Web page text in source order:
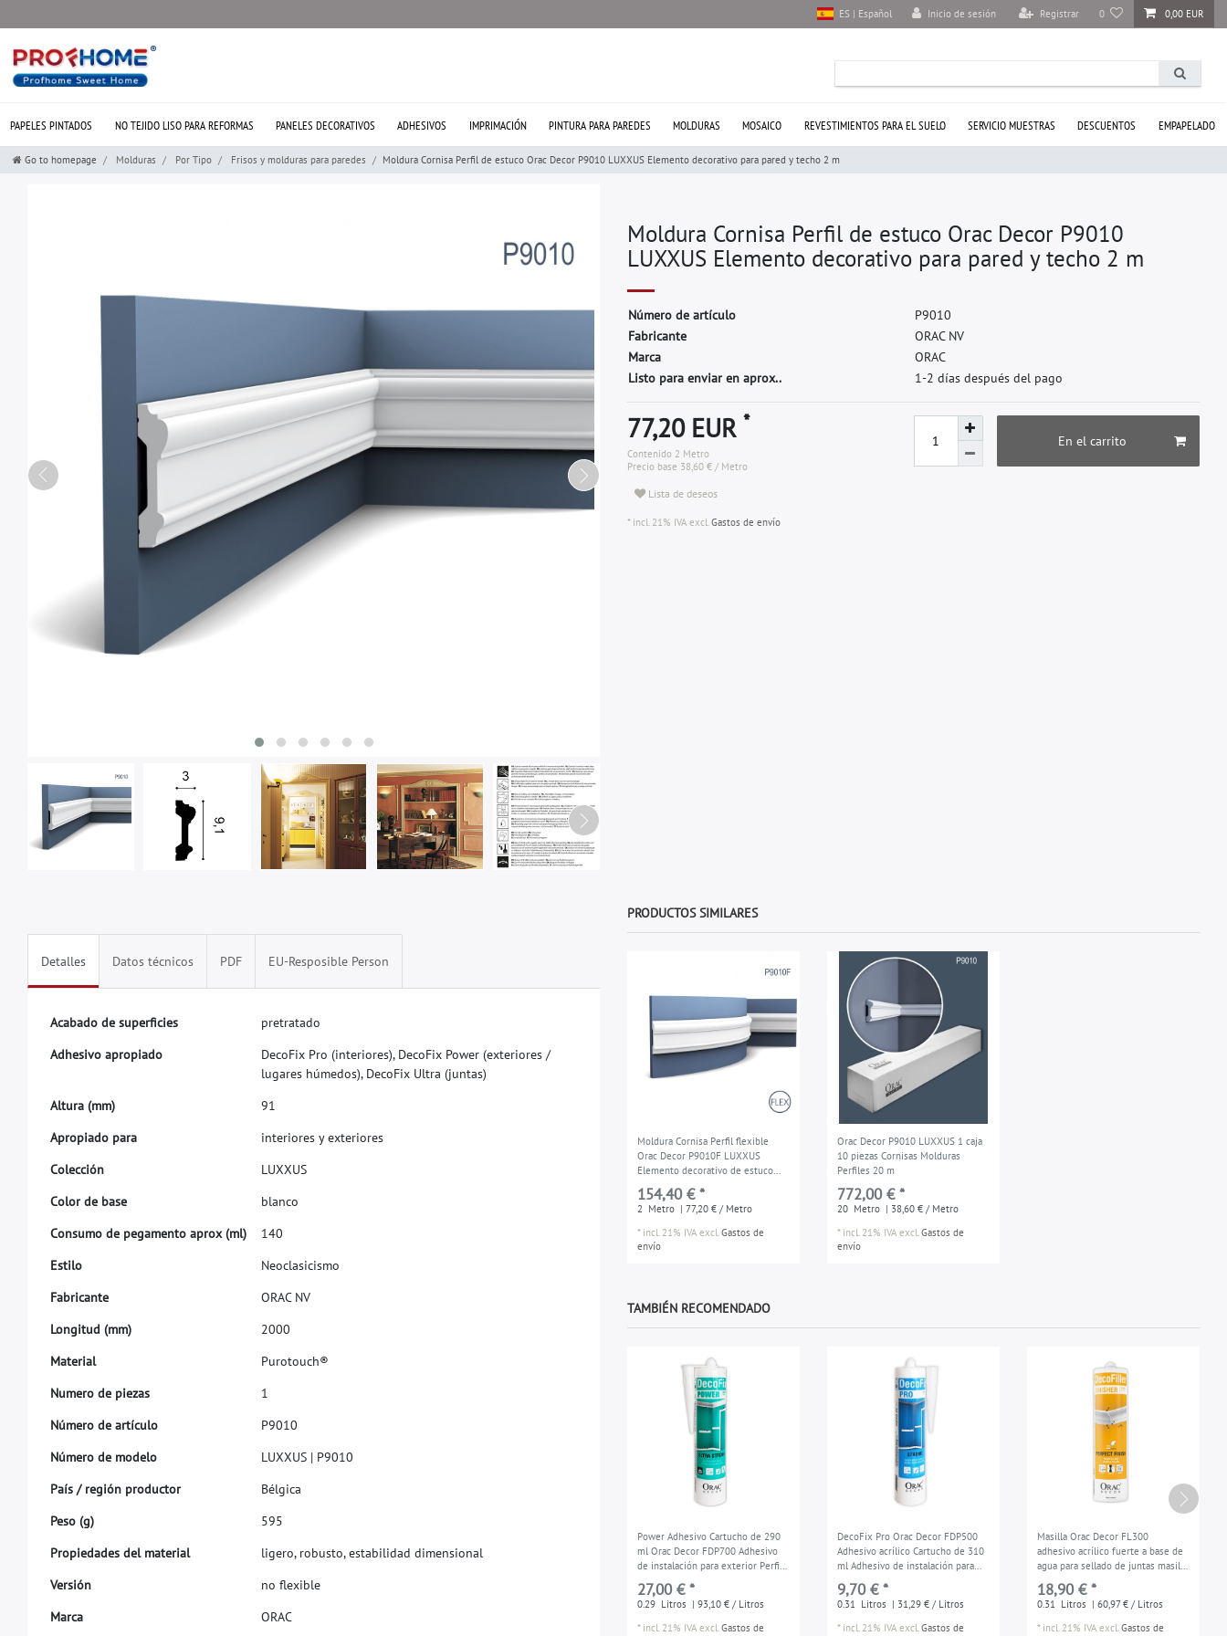
Inicio de sesión Registrar 0 0,00 EUR
ES | Español
PAPELES PINTADOS NO TEJIDO LISO PARA REFORMAS PANELES DECORATIVOS ADHESIVOS IMPRIMACIÓN PINTURA PARA PAREDES MOLDURAS MOSAICO REVESTIMIENTOS PARA EL SUELO SERVICIO MUESTRAS DESCUENTOS EMPAPELADO
Go to homepage Molduras Por Tipo Frisos y molduras para paredes Moldura Cornisa Perfil de estuco Orac Decor P9010 LUXXUS Elemento decorativo para pared y techo 2 m
Moldura Cornisa Perfil de estuco Orac Decor P9010
LUXXUS Elemento decorativo para pared y techo 2 m
Número de artículo P9010
Fabricante ORAC NV
Marca ORAC
Listo para enviar en aprox..
1-2 días después del pago
77,20 EUR *
Contenido 2 Metro
Precio base 38,60 € / Metro
En el carrito
Lista de deseos
* incl. 21% IVA excl.Gastos de envío
Detalles Datos técnicos PDF EU-Resposible Person
Acabado de superfcies pretratado
Adhesivo apropiado DecoFix Pro (interiores), DecoFix Power (exteriores /
lugares húmedos), DecoFix Ultra (juntas)
Altura (mm) 91
Apropiado para interiores y exteriores
Colección LUXXUS
Color de base blanco
Consumo de pegamento aprox (ml) 140
Estilo Neoclasicismo
Fabricante ORAC NV
Longitud (mm) 2000
Material Purotouch®
Numero de piezas
1
Número de artículo P9010
Número de modelo LUXXUS | P9010
País / región productor Bélgica
Peso (g) 595
Propiedades del material ligero, robusto, estabilidad dimensional
Versión no fexible
Marca ORAC
PRODUCTOS SIMILARES
Moldura Cornisa Perfil flexible
Orac Decor P9010F LUXXUS
Elemento decorativo de estuco
para pared y techo 2 m
154,40 € *
2 Metro | 77,20 € / Metro
* incl. 21% IVA excl.Gastos de
envío
Orac Decor P9010 LUXXUS 1 caja
10 piezas Cornisas Molduras
Perfiles 20 m
772,00 € *
20 Metro | 38,60 € / Metro
* incl. 21% IVA excl.Gastos de
envío
TAMBIÉN RECOMENDADO
Power Adhesivo Cartucho de 290
ml Orac Decor FDP700 Adhesivo
de instalación para exterior Perfil
de estucoes y entornos húmedos
27,00 € *
0.29 Litros | 93,10 € / Litros
* incl. 21% IVA excl.Gastos de
DecoFix Pro Orac Decor FDP500
Adhesivo acrílico Cartucho de 310
ml Adhesivo de instalación para
molduras y paneles
9,70 € *
0.31 Litros | 31,29 € / Litros
* incl. 21% IVA excl.Gastos de
Masilla Orac Decor FL300
adhesivo acrílico fuerte a base de
agua para sellado de juntas masilla
de reparación blanco 310 ml
18,90 € *
0.31 Litros | 60,97 € / Litros
* incl. 21% IVA excl.Gastos de